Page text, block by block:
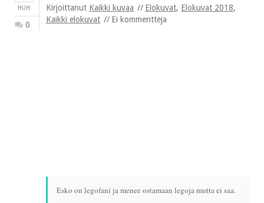
HUH
0
Kirjoittanut Kaikki kuvaa Elokuvat, Elokuvat 2018,
Kaikki elokuvat
Ei kommentteja
Esko on legofani ja menee ostamaan legoja mutta ei saa.